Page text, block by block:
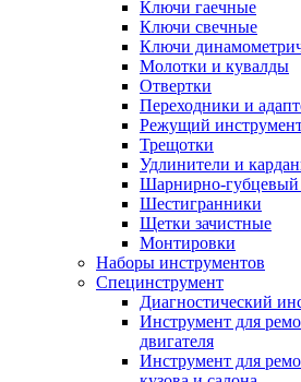
Ключи гаечные
Ключи свечные
Ключи
Молотки и кувалды
Отвертки
Переходники и
Режущий
Трещотки
Удлинители и
Шарнирно-губцевый
Шестигранники
Щетки зачистные
Монтировки
Наборы инструментов
Специнструмент
Диагностический
Инструмент для
двигателя
Инструмент для